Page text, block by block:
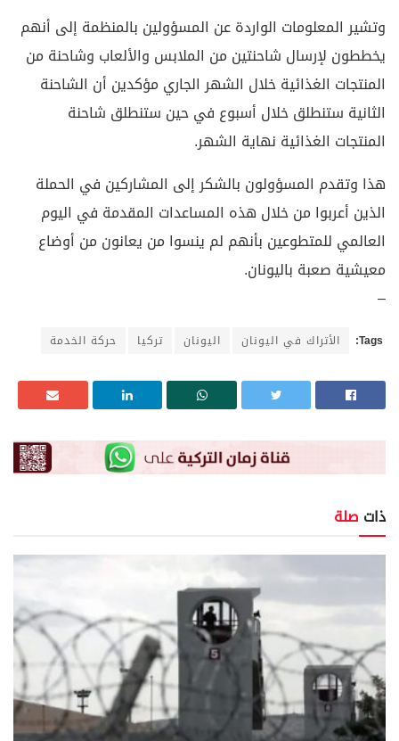
وتشير المعلومات الواردة عن المسؤولين بالمنظمة إلى أنهم
يخططون لإرسال شاحنتين من الملابس والألعاب وشاحنة من
المنتجات الغذائية خلال الشهر الجاري مؤكدين أن الشاحنة
الثانية ستنطلق خلال أسبوع في حين ستنطلق شاحنة
المنتجات الغذائية نهاية الشهر.
هذا وتقدم المسؤولون بالشكر إلى المشاركين في الحملة
الذين أعربوا من خلال هذه المساعدات المقدمة في اليوم
العالمي للمتطوعين بأنهم لم ينسوا من يعانون من أوضاع
معيشية صعبة باليونان.
–
Tags: الأتراك في اليونان اليونان تركيا حركة الخدمة
ذات صلة